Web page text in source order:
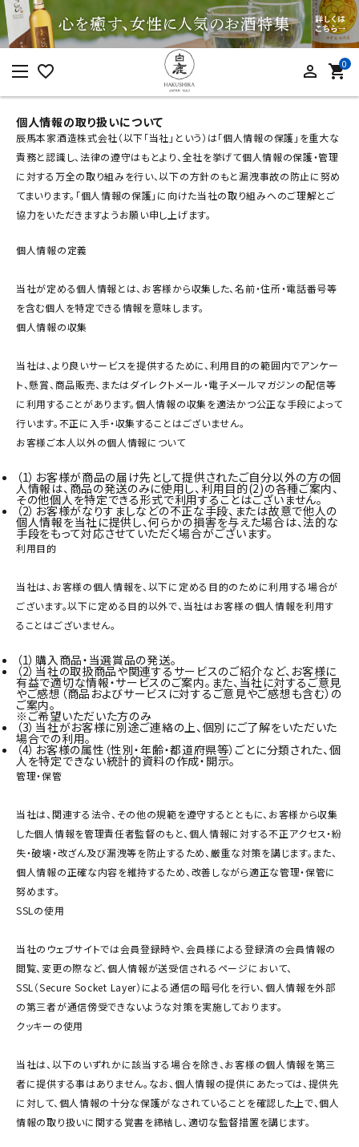
favorite_border person_outline 0
shopping_cart
ログイン 新規会員登録
お酒
食品
ギフト
受賞酒
飲み比べ
セット
大容量
新商品
読み物
個人情報の取り扱いについて
辰馬本家酒造株式会社（以下｢当社｣という）は「個人情報の保護」を重大な
責務と認識し、法律の遵守はもとより、全社を挙げて個人情報の保護・管理
に対する万全の取り組みを行い、以下の方針のもと漏洩事故の防止に努め
てまいります。「個人情報の保護」に向けた当社の取り組みへのご理解とご
協力をいただきますようお願い申し上げます。
個人情報の定義
当社が定める個人情報とは、お客様から収集した、名前・住所・電話番号等
を含む個人を特定できる情報を意味します。
個人情報の収集
当社は、より良いサービスを提供するために、利用目的の範囲内でアンケー
ト、懸賞、商品販売、またはダイレクトメール・電子メールマガジンの配信等
に利用することがあります。個人情報の収集を適法かつ公正な手段によって
行います。不正に入手・収集することはございません。
お客様ご本人以外の個人情報について
（1） お客様が商品の届け先として提供されたご自分以外の方の個
人情報は、商品の発送のみに使用し、利用目的(2)の各種ご案内、
その他個人を特定できる形式で利用することはございません。
（2） お客様がなりすましなどの不正な手段、または故意で他人の
個人情報を当社に提供し、何らかの損害を与えた場合は、法的な
手段をもって対応させていただく場合がございます。
利用目的
当社は、お客様の個人情報を、以下に定める目的のために利用する場合が
ございます。以下に定める目的以外で、当社はお客様の個人情報を利用す
ることはございません。
（1） 購入商品・当選賞品の発送。
（2）当社の取扱商品や関連するサービスのご紹介など、お客様に
有益で適切な情報・サービスのご案内。また、当社に対するご意見
やご感想（商品およびサービスに対するご意見やご感想も含む）の
ご案内。
※ご希望いただいた方のみ
（3）当社がお客様に別途ご連絡の上、個別にご了解をいただいた
場合での利用。
（4）お客様の属性（性別・年齢・都道府県等）ごとに分類された、個
人を特定できない統計的資料の作成・開示。
管理・保管
当社は、関連する法令、その他の規範を遵守するとともに、お客様から収集
した個人情報を管理責任者監督のもと、個人情報に対する不正アクセス・紛
失・破壊・改ざん及び漏洩等を防止するため、厳重な対策を講じます。また、
個人情報の正確な内容を維持するため、改善しながら適正な管理・保管に
努めます。
SSLの使用
当社のウェブサイトでは会員登録時や、会員様による登録済の会員情報の
閲覧、変更の際など、個人情報が送受信されるページにおいて、
SSL（Secure Socket Layer）による通信の暗号化を行い、個人情報を外部
の第三者が通信傍受できないような対策を実施しております。
クッキーの使用
当社は、以下のいずれかに該当する場合を除き、お客様の個人情報を第三
者に提供する事はありません。なお、個人情報の提供にあたっては、提供先
に対して、個人情報の十分な保護がなされていることを確認した上で、個人
情報の取り扱いに関する覚書を締結し、適切な監督措置を講じます。